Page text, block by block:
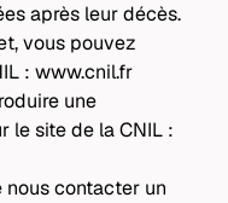
après leur décès.
vous pouvez
: www.cnil.fr
une
le site de la CNIL :
nous contacter un